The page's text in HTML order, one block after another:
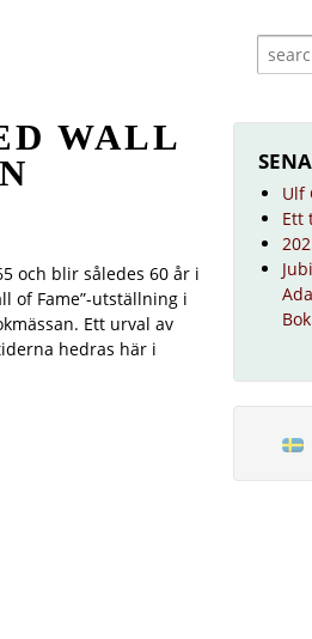
WALL
och blir således 60 år i
of Fame”-utställning i
Ett urval av
hedras här i
Ulf
Ett